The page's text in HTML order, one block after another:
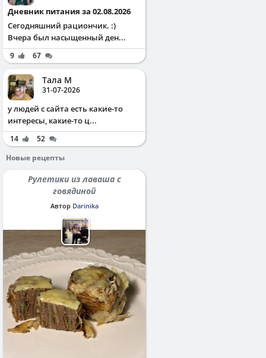
Дневник питания за 02.08.2026
Сегодняшний рациончик. :)
Вчера был насыщенный ден...
9 67
Тала М
31-07-2026
у людей с сайта есть какие-то
интересы, какие-то ц...
14
52
Новые рецепты
Рулетики из лаваша с
говядиной
Автор Darinika